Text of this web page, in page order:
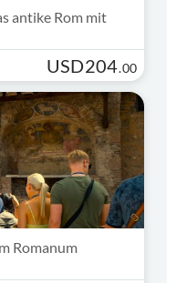
antike Rom mit
USD204.00
Romanum